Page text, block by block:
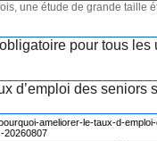
une étude de grande taille
pour tous les
d’emploi des seniors